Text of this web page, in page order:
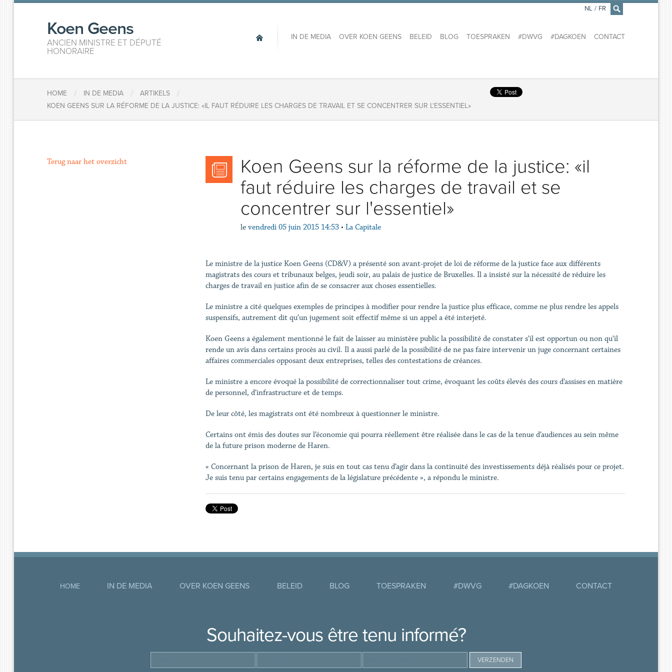
×
Koen Geens
ANCIEN MINISTRE ET DÉPUTÉ
HONORAIRE
IN DE MEDIA OVER KOEN GEENS BELEID BLOG TOESPRAKEN #DWVG #DAGKOEN CONTACT
NL / FR
HOME / IN DE MEDIA / ARTIKELS /
KOEN GEENS SUR LA RÉFORME DE LA JUSTICE: «IL FAUT RÉDUIRE LES CHARGES DE TRAVAIL ET SE CONCENTRER SUR L'ESSENTIEL»
Koen Geens sur la réforme de la justice: «il
faut réduire les charges de travail et se
concentrer sur l'essentiel»
le vendredi 05 juin 2015 14:53 • La Capitale
Le ministre de la justice Koen Geens (CD&V) a présenté son avant-projet de loi de réforme de la justice face aux différents
magistrats des cours et tribunaux belges, jeudi soir, au palais de justice de Bruxelles. Il a insisté sur la nécessité de réduire les
charges de travail en justice afin de se consacrer aux choses essentielles.
Le ministre a cité quelques exemples de principes à modifier pour rendre la justice plus efficace, comme ne plus rendre les appels
suspensifs, autrement dit qu’un jugement soit effectif même si un appel a été interjeté.
Koen Geens a également mentionné le fait de laisser au ministère public la possibilité de constater s’il est opportun ou non qu’il
rende un avis dans certains procès au civil. Il a aussi parlé de la possibilité de ne pas faire intervenir un juge concernant certaines
affaires commerciales opposant deux entreprises, telles des contestations de créances.
Le ministre a encore évoqué la possibilité de correctionnaliser tout crime, évoquant les coûts élevés des cours d’assises en matière
de personnel, d’infrastructure et de temps.
De leur côté, les magistrats ont été nombreux à questionner le ministre.
Certains ont émis des doutes sur l’économie qui pourra réellement être réalisée dans le cas de la tenue d’audiences au sein même
de la future prison moderne de Haren.
« Concernant la prison de Haren, je suis en tout cas tenu d’agir dans la continuité des investissements déjà réalisés pour ce projet.
Je suis tenu par certains engagements de la législature précédente », a répondu le ministre.
Terug naar het overzicht
HOME IN DE MEDIA OVER KOEN GEENS BELEID BLOG TOESPRAKEN #DWVG #DAGKOEN CONTACT
Souhaitez-vous être tenu informé?